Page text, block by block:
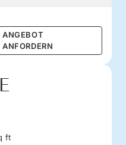
ANGEBOT
ANFORDERN
ft